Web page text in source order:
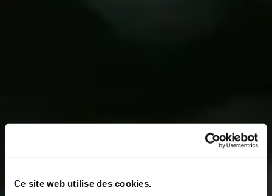
Ce site web utilise des cookies.